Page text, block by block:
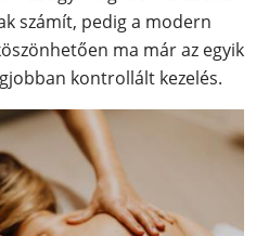
számít, pedig a modern
ma már az egyik
kontrollált kezelés.